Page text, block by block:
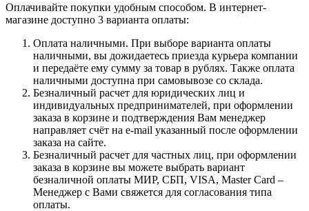
Оплачивайте покупки удобным способом. В интернет-
магазине доступно 3 варианта оплаты:
Оплата наличными. При выборе варианта оплаты
наличными, вы дожидаетесь приезда курьера компании
и передаёте ему сумму за товар в рублях. Также оплата
наличными доступна при самовывозе со склада.
Безналичный расчет для юридических лиц и
индивидуальных предпринимателей, при оформлении
заказа в корзине и подтверждения Вам менеджер
направляет счёт на e-mail указанный после оформлении
заказа на сайте.
Безналичный расчет для частных лиц, при оформлении
заказа в корзине вы можете выбрать вариант
безналичной оплаты МИР, СБП, VISA, Master Card –
Менеджер с Вами свяжется для согласования типа
оплаты.